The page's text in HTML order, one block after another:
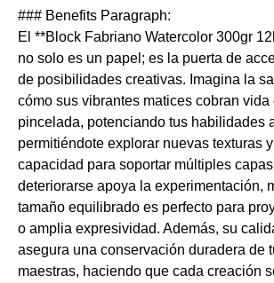
### Benefits Paragraph:
El **Block Fabriano Watercolor 300gr
no solo es un papel; es la puerta de
de posibilidades creativas. Imagina la
cómo sus vibrantes matices cobran vida
pincelada, potenciando tus habilidades
permitiéndote explorar nuevas texturas
capacidad para soportar múltiples
deteriorarse apoya la experimentación,
tamaño equilibrado es perfecto para
o amplia expresividad. Además, su
asegura una conservación duradera de
maestras, haciendo que cada creación